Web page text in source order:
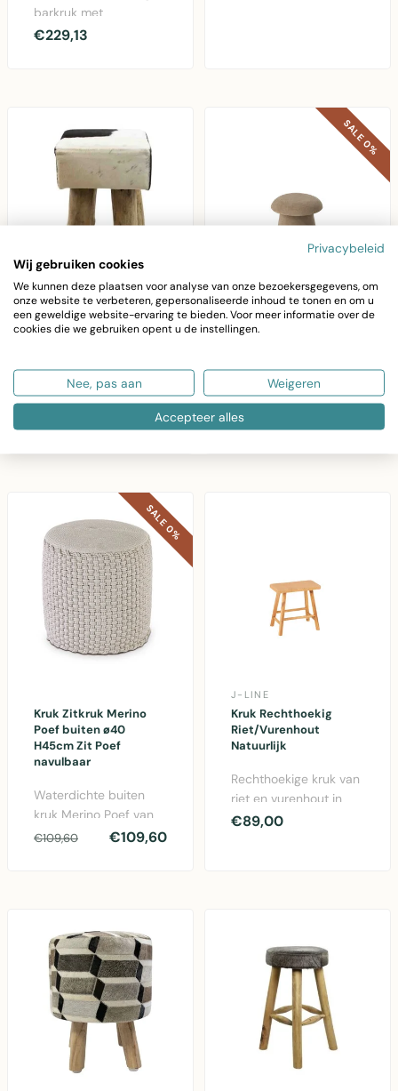
barkruk met
verstelbare zithoogte,
€229,13
MARS & MORE
kruk koe zwart
Mars & More kruk koe
zwart vierkant 45cm -
stijlvolle vachten kruk
SALE 0%
J-LINE
Kruk Paddenstoel Mdf
Compacte
paddenstoel kruk in
beige stof en MDF,
decorati..
€85,00
SALE 0%
Kruk Zitkruk Merino
Poef buiten ø40
H45cm Zit Poef
navulbaar
Waterdichte buiten
kruk Merino Poef van
gerecycled plastic met
€109,60 €109,60
J-LINE
Kruk Rechthoekig
Riet/Vurenhout
Natuurlijk
Rechthoekige kruk van
riet en vurenhout in
natuurlijke kleur –
€89,00
Privacybeleid
Wij gebruiken cookies
We kunnen deze plaatsen voor analyse van onze bezoekersgegevens, om
onze website te verbeteren, gepersonaliseerde inhoud te tonen en om u
een geweldige website-ervaring te bieden. Voor meer informatie over de
cookies die we gebruiken opent u de instellingen.
Nee, pas aan Weigeren
Accepteer alles